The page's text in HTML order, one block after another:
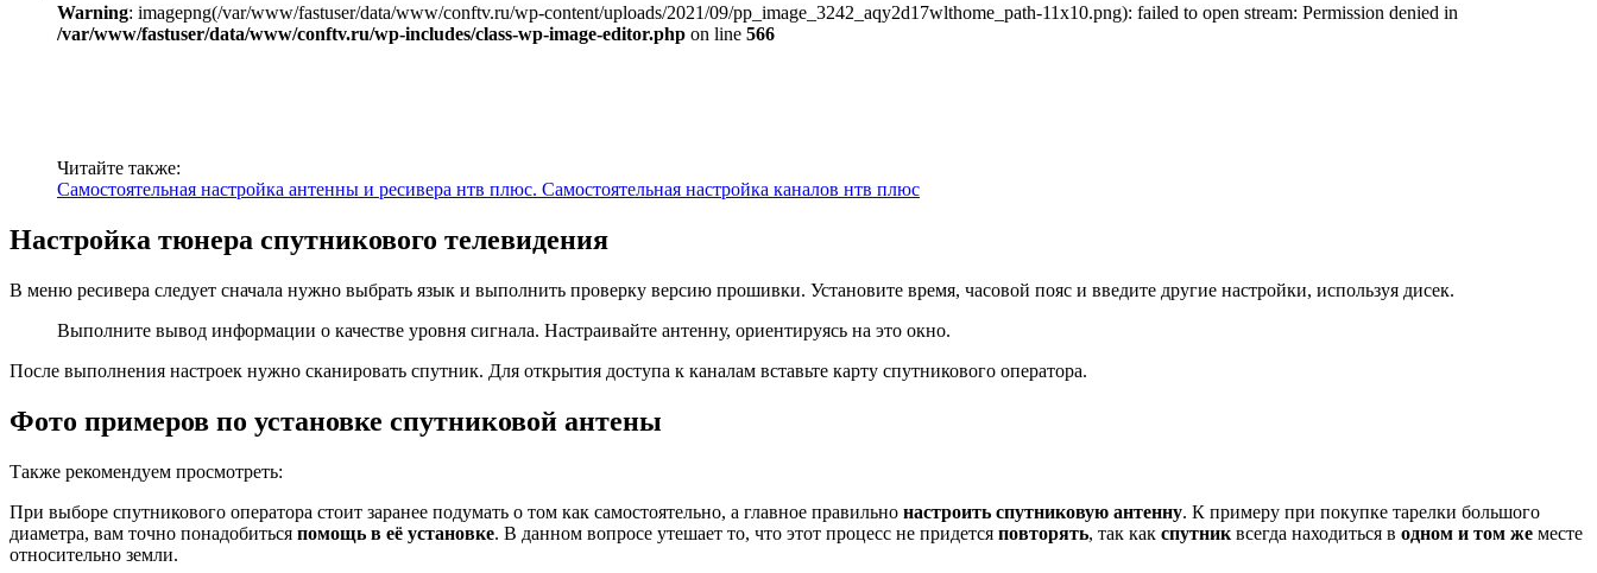
Warning: imagepng(/var/www/fastuser/data/www/conftv.ru/wp-content/uploads/2021/09/pp_image_3242_aqy2d17wlthome_path-11x10.png): failed to open stream: Permission denied in
/var/www/fastuser/data/www/conftv.ru/wp-includes/class-wp-image-editor.php on line 566
Читайте также:
Самостоятельная настройка антенны и ресивера нтв плюс. Самостоятельная настройка каналов нтв плюс
Настройка тюнера спутникового телевидения
В меню ресивера следует сначала нужно выбрать язык и выполнить проверку версию прошивки. Установите время, часовой пояс и введите другие настройки, используя дисек.
Выполните вывод информации о качестве уровня сигнала. Настраивайте антенну, ориентируясь на это окно.
После выполнения настроек нужно сканировать спутник. Для открытия доступа к каналам вставьте карту спутникового оператора.
Фото примеров по установке спутниковой антены
Также рекомендуем просмотреть:
При выборе спутникового оператора стоит заранее подумать о том как самостоятельно, а главное правильно настроить спутниковую антенну. К примеру при покупке тарелки большого
диаметра, вам точно понадобиться помощь в её установке. В данном вопросе утешает то, что этот процесс не придется повторять, так как спутник всегда находиться в одном и том же месте
относительно земли.